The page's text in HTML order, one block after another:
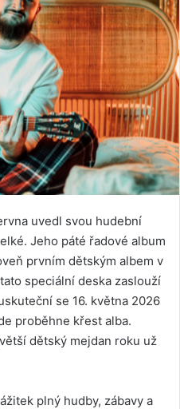
uvedl svou hudební
Jeho páté řadové album
prvním dětským albem v
speciální deska zaslouží
se 16. května 2026
proběhne křest alba.
dětský mejdan roku už
plný hudby, zábavy a